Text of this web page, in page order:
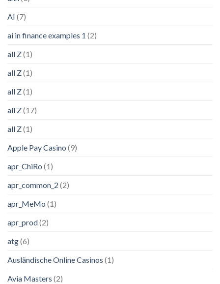
AI (7)
ai in finance examples 1 (2)
all Z(1)
all Z(1)
all Z(1)
all Z(17)
all Z(1)
Apple Pay Casino (9)
apr_ChiRo (1)
apr_common_2 (2)
apr_MeMo (1)
apr_prod(2)
atg(6)
Ausländische Online Casinos (1)
Avia Masters (2)